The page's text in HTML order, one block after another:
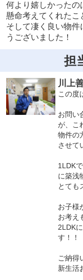
何より嬉しかったの
懸命考えてくれたこ
そして凄く良い物件
うございました！
担
川上
この度
お問い
が、こ
物件の
させて
1LDK
に築浅
とても
お子様
お考え
2LDK
す！！
ご納得
新生活